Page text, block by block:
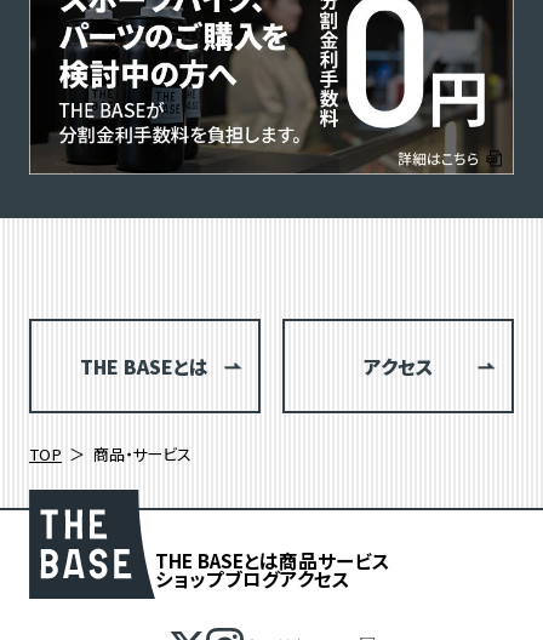
THE BASEとは アクセス
TOP 商品・サービス
THE BASEとは商品サービス
ショップブログアクセス